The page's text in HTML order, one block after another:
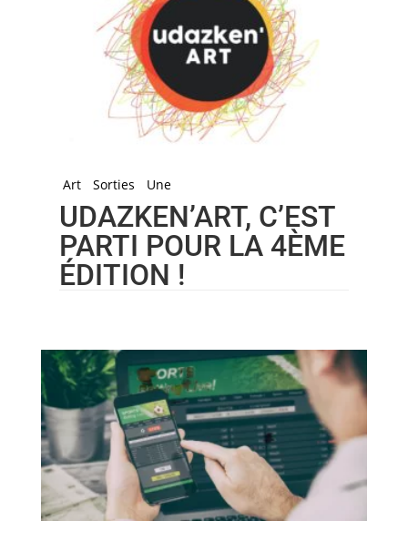
Art Sorties Une
UDAZKEN’ART, C’EST
PARTI POUR LA 4ÈME
ÉDITION !